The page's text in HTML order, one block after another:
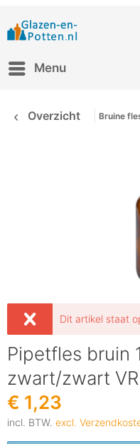
Menu
Overzicht Bruine
Dit artikel staat
Pipetfles bruin
zwart/zwart VR
€ 1,23
incl. BTW. excl.